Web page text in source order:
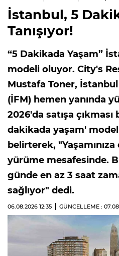
İstanbul, 5
Tanışıyor!
“5 Dakikada Yaşam”
modeli oluyor. City's
Mustafa Toner,
(İFM) hemen yanında
2026'da satışa
dakikada yaşam'
belirterek,
yürüme mesafesinde.
günde en az 3 saat
sağlıyor" dedi.
06.08.2026 12:35 GÜNCELLEME :